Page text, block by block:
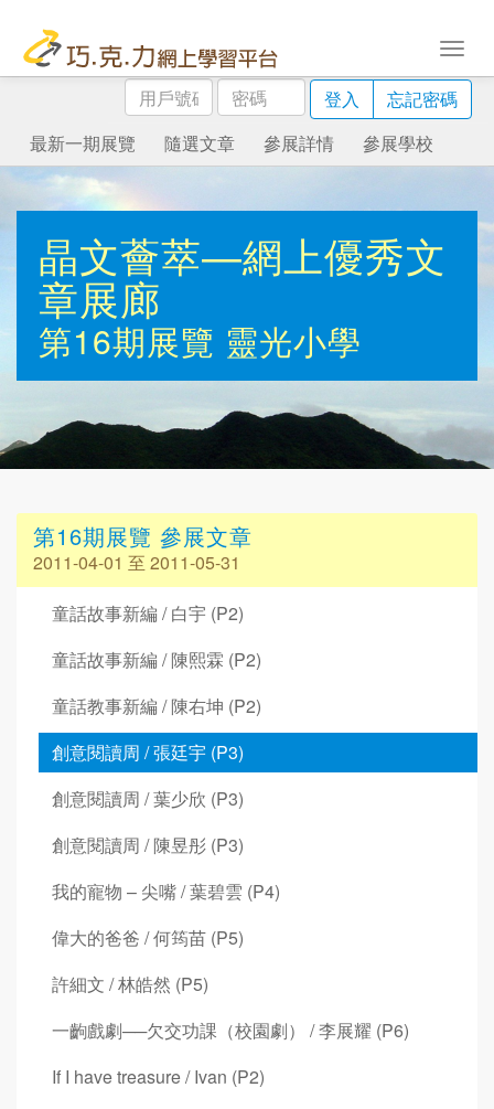
用
戶
號
碼
密
碼
登入
忘記密碼
最新一期展覽
隨選文章 參展詳情 參展學校
晶文薈萃—網上優秀文
章展廊
第16期展覽 靈光小學
第16期展覽 參展文章
2011-04-01 至 2011-05-31
童話故事新編 / 白宇 (P2)
童話故事新編 / 陳熙霖 (P2)
童話教事新編 / 陳右坤 (P2)
創意閱讀周 / 張廷宇 (P3)
創意閱讀周 / 葉少欣 (P3)
創意閱讀周 / 陳昱彤 (P3)
我的寵物 – 尖嘴 / 葉碧雲 (P4)
偉大的爸爸 / 何筠苗 (P5)
許細文 / 林皓然 (P5)
一齣戲劇──欠交功課（校園劇） / 李展耀 (P6)
If I have treasure / Ivan (P2)